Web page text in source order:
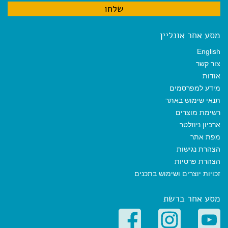
מסע אחר אונליין
English
צור קשר
אודות
מידע למפרסמים
תנאי שימוש באתר
רשימת מוצרים
ארכיון ניוזלטר
מפת אתר
הצהרת נגישות
הצהרת פרטיות
זכויות יוצרים ושימוש בתכנים
מסע אחר ברשת